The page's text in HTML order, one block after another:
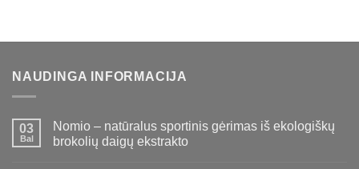
NAUDINGA INFORMACIJA
03
Bal
Nomio – natūralus sportinis gėrimas iš ekologiškų
brokolių daigų ekstrakto